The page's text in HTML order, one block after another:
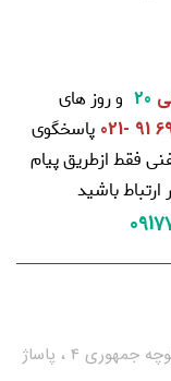
و روز های
پاسخگوی
فقط ازطریق پیام
باشید
بندر گناوه ، بین چهارراه توپ و ناخدا حمزه ، کوچه جمهوری 4 ، پاساژ